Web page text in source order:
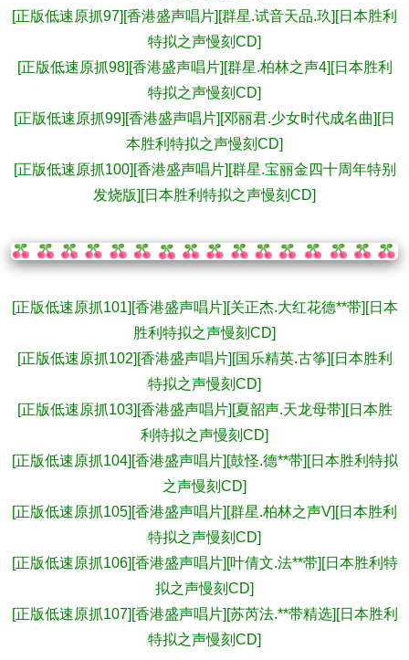
[正版低速原抓97][香港盛声唱片][群星.试音天品.玖][日本胜利
特拟之声慢刻CD]
[正版低速原抓98][香港盛声唱片][群星.柏林之声4][日本胜利
特拟之声慢刻CD]
[正版低速原抓99][香港盛声唱片][邓丽君.少女时代成名曲][日
本胜利特拟之声慢刻CD]
[正版低速原抓100][香港盛声唱片][群星.宝丽金四十周年特别
发烧版][日本胜利特拟之声慢刻CD]
[正版低速原抓101][香港盛声唱片][关正杰.大红花德**带][日本
胜利特拟之声慢刻CD]
[正版低速原抓102][香港盛声唱片][国乐精英.古筝][日本胜利
特拟之声慢刻CD]
[正版低速原抓103][香港盛声唱片][夏韶声.天龙母带][日本胜
利特拟之声慢刻CD]
[正版低速原抓104][香港盛声唱片][鼓怪.德**带][日本胜利特拟
之声慢刻CD]
[正版低速原抓105][香港盛声唱片][群星.柏林之声V][日本胜利
特拟之声慢刻CD]
[正版低速原抓106][香港盛声唱片][叶倩文.法**带][日本胜利特
拟之声慢刻CD]
[正版低速原抓107][香港盛声唱片][苏芮法.**带精选][日本胜利
特拟之声慢刻CD]